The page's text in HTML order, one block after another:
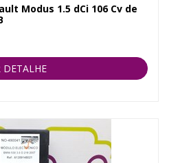
Modus 1.5 dCi 106 Cv de
DETALHE